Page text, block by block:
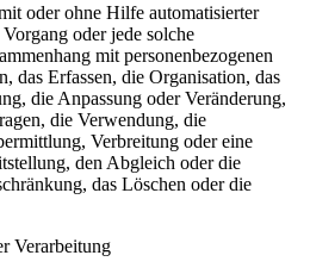
oder ohne Hilfe automatisierter
oder jede solche
mit personenbezogenen
das Erfassen, die Organisation, das
die Anpassung oder Veränderung,
die Verwendung, die
Verbreitung oder eine
den Abgleich oder die
das Löschen oder die
Verarbeitung